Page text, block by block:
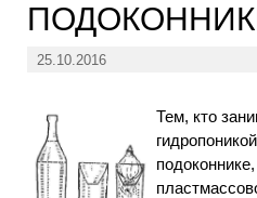
25.10.2016
Тем, кто